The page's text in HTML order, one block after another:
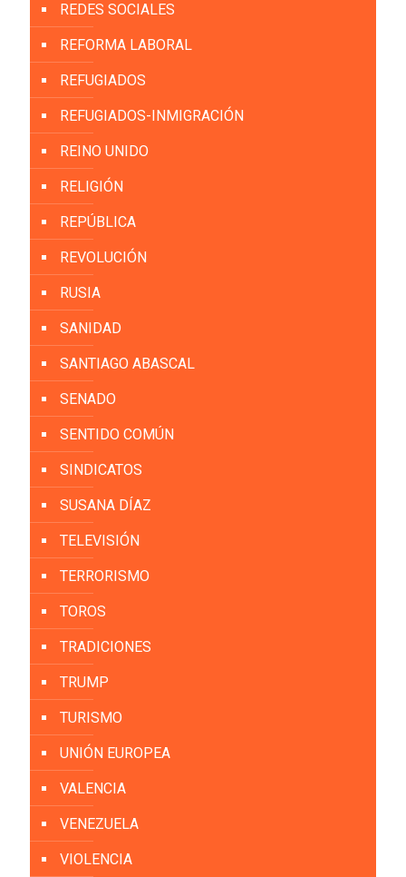
REDES SOCIALES
REFORMA LABORAL
REFUGIADOS
REFUGIADOS-INMIGRACIÓN
REINO UNIDO
RELIGIÓN
REPÚBLICA
REVOLUCIÓN
RUSIA
SANIDAD
SANTIAGO ABASCAL
SENADO
SENTIDO COMÚN
SINDICATOS
SUSANA DÍAZ
TELEVISIÓN
TERRORISMO
TOROS
TRADICIONES
TRUMP
TURISMO
UNIÓN EUROPEA
VALENCIA
VENEZUELA
VIOLENCIA